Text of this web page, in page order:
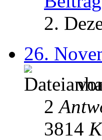
2.
26.
2
3814